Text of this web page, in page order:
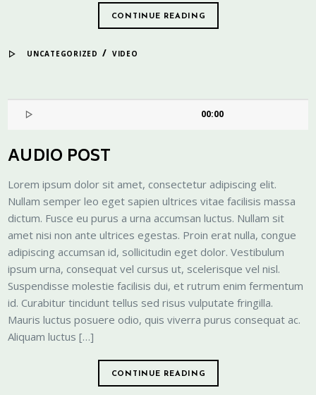
CONTINUE READING
UNCATEGORIZED / VIDEO
00:00
AUDIO POST
Lorem ipsum dolor sit amet, consectetur adipiscing elit.
Nullam semper leo eget sapien ultrices vitae facilisis massa
dictum. Fusce eu purus a urna accumsan luctus. Nullam sit
amet nisi non ante ultrices egestas. Proin erat nulla, congue
adipiscing accumsan id, sollicitudin eget dolor. Vestibulum
ipsum urna, consequat vel cursus ut, scelerisque vel nisl.
Suspendisse molestie facilisis dui, et rutrum enim fermentum
id. Curabitur tincidunt tellus sed risus vulputate fringilla.
Mauris luctus posuere odio, quis viverra purus consequat ac.
Aliquam luctus […]
CONTINUE READING